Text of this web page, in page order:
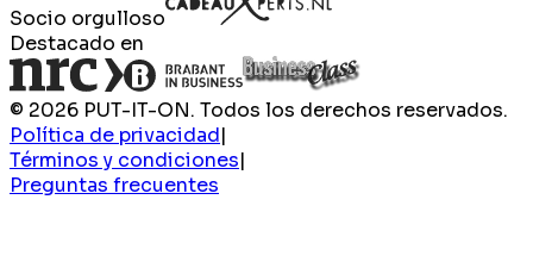
Socio orgulloso
Destacado en
© 2026 PUT-IT-ON. Todos los derechos reservados.
Política de privacidad|
Términos y condiciones|
Preguntas frecuentes